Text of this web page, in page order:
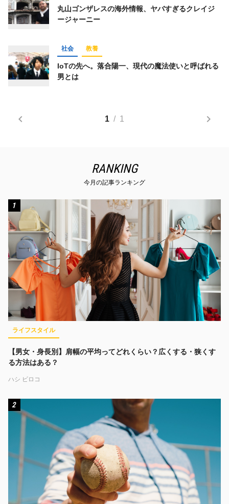
丸山ゴンザレスの海外情報、ヤバすぎるクレイジ
ージャーニー
社会 教養
IoTの先へ。落合陽一、現代の魔法使いと呼ばれる
男とは
1 / 1
RANKING
今月の記事ランキング
1
ライフスタイル
【男女・身長別】肩幅の平均ってどれくらい？広くする・狭くす
る方法はある？
ハシ ビロコ
2